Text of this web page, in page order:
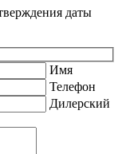
даты
Имя
Телефон
Дилерский